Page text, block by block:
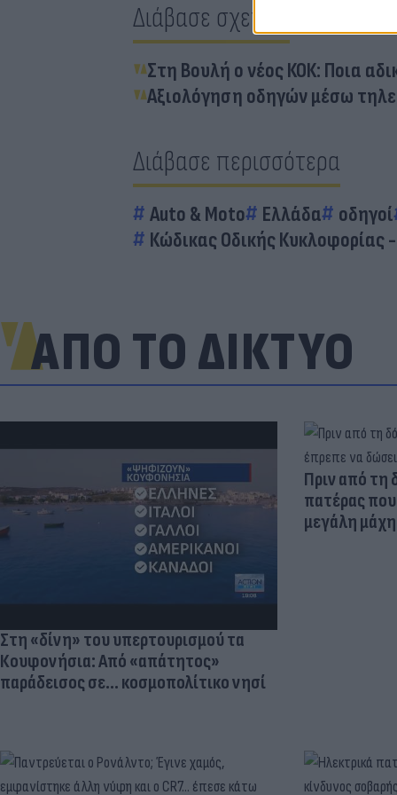
Διάβασε σχετικά
Στη Βουλή ο νέος ΚΟΚ: Ποια
Αξιολόγηση οδηγών μέσω
Διάβασε περισσότερα
Auto & Moto Ελλάδα οδηγοί
Κώδικας Οδικής Κυκλοφορίας
ΑΠΟ ΤΟ ΔΙΚΤΥΟ
Στη «δίνη» του υπερτουρισμού τα
Κουφονήσια: Από «απάτητος»
παράδεισος σε... κοσμοπολίτικο νησί
Πριν από τη
πατέρας
μεγάλη μάχη